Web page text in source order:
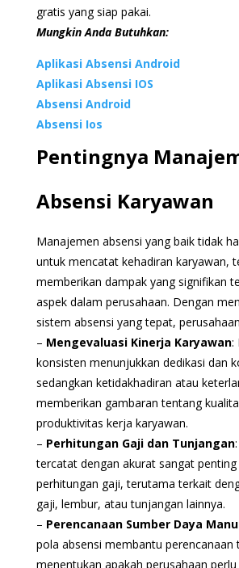
gratis yang siap pakai.
Mungkin Anda Butuhkan:
Aplikasi Absensi Android
Aplikasi Absensi IOS
Absensi Android
Absensi Ios
Pentingnya
Absensi Karyawan
Manajemen absensi yang baik tidak
untuk mencatat kehadiran karyawan,
memberikan dampak yang signifikan
aspek dalam perusahaan. Dengan
sistem absensi yang tepat,
– Mengevaluasi Kinerja Karyawan:
konsisten menunjukkan dedikasi dan
sedangkan ketidakhadiran atau
memberikan gambaran tentang
produktivitas kerja karyawan.
– Perhitungan Gaji dan Tunjangan
tercatat dengan akurat sangat
perhitungan gaji, terutama terkait
gaji, lembur, atau tunjangan lainnya.
– Perencanaan Sumber Daya
pola absensi membantu perencanaan
menentukan apakah perusahaan